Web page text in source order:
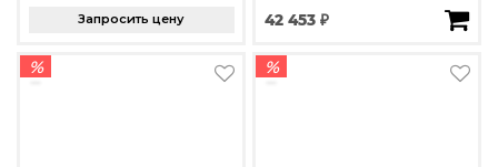
Запросить цену 42 453 ₽
% %